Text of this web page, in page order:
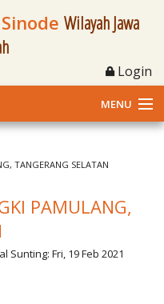
Wilayah Jawa
Login
MENU
TANGERANG SELATAN
PAMULANG,
Sunting: Fri, 19 Feb 2021